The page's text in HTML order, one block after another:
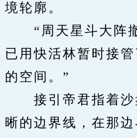
境轮廓。
“周天星斗大阵
已用快活林暂时接
的空间。”
接引帝君指着沙
晰的边界线，在那